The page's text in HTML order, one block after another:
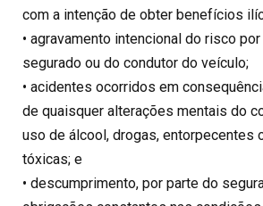
com a intenção de obter benefícios
• agravamento intencional do risco
segurado ou do condutor do veículo;
• acidentes ocorridos em
de quaisquer alterações mentais do
uso de álcool, drogas, entorpecentes
tóxicas; e
• descumprimento, por parte do